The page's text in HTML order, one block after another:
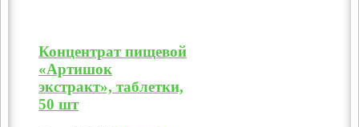
Концентрат пищевой
«Артишок
экстракт», таблетки,
50 шт